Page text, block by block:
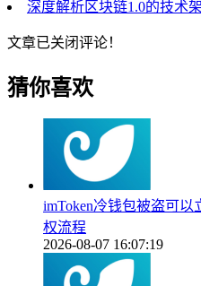
深度解析区块链1.0的技术
文章已关闭评论！
猜你喜欢
imToken冷钱包被盗可
权流程
2026-08-07 16:07:19